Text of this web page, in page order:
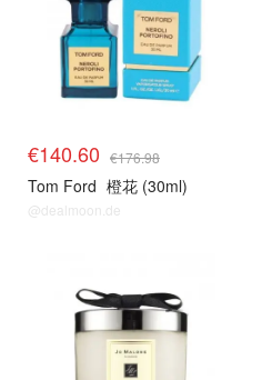
€140.60 €176.98
Tom Ford 橙花 (30ml)
@dealmoon.de